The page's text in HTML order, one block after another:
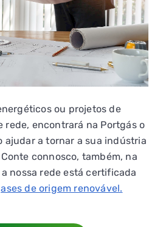
ou projetos de
rede, encontrará na Portgás o
ajudar a tornar a sua indústria
connosco, também, na
nossa rede está certificada
de origem renovável.